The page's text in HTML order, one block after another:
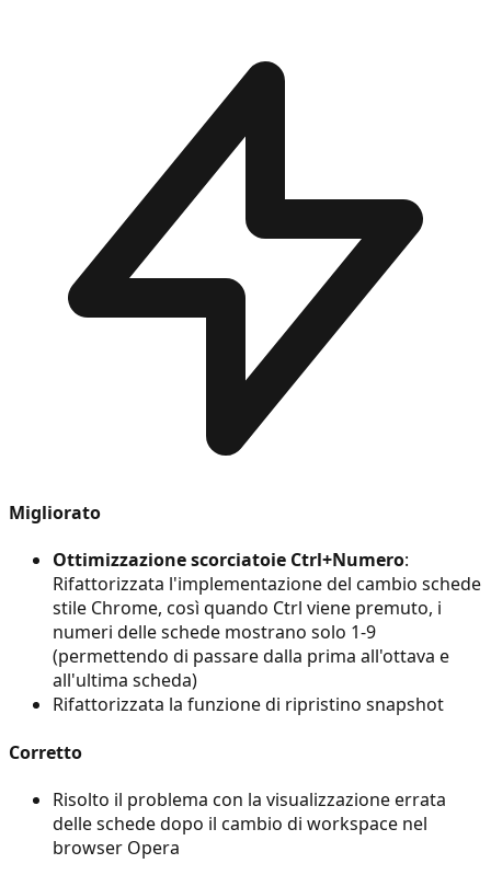
Migliorato
Ottimizzazione scorciatoie Ctrl+Numero:
Rifattorizzata l'implementazione del cambio schede
stile Chrome, così quando Ctrl viene premuto, i
numeri delle schede mostrano solo 1-9
(permettendo di passare dalla prima all'ottava e
all'ultima scheda)
Rifattorizzata la funzione di ripristino snapshot
Corretto
Risolto il problema con la visualizzazione errata
delle schede dopo il cambio di workspace nel
browser Opera